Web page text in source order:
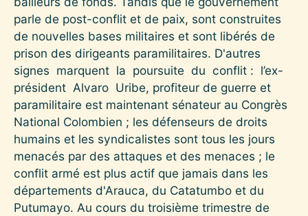
parle de post-conflit et de paix, sont construites
de nouvelles bases militaires et sont libérés de
prison des dirigeants paramilitaires. D'autres
signes marquent la poursuite du conflit : l’ex-
président Alvaro Uribe, profiteur de guerre et
paramilitaire est maintenant sénateur au Congrès
National Colombien ; les défenseurs de droits
humains et les syndicalistes sont tous les jours
menacés par des attaques et des menaces ; le
conflit armé est plus actif que jamais dans les
départements d'Arauca, du Catatumbo et du
Putumayo. Au cours du troisième trimestre de